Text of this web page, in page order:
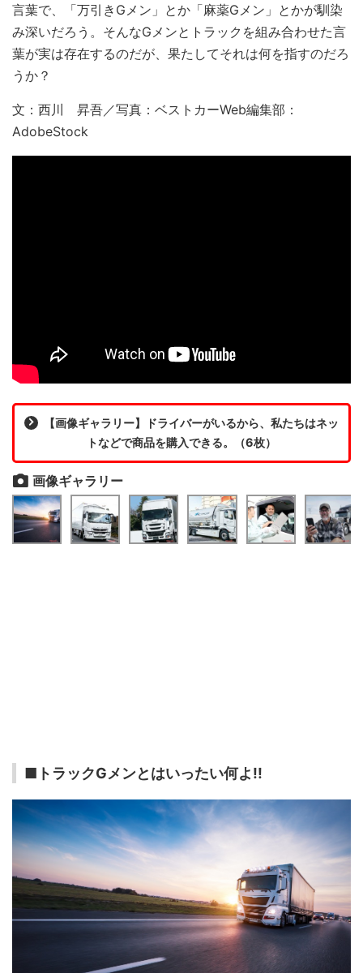
言葉で、「万引きGメン」とか「麻薬Gメン」とかが馴染
み深いだろう。そんなGメンとトラックを組み合わせた言
葉が実は存在するのだが、果たしてそれは何を指すのだろ
うか？
文：西川 昇吾／写真：ベストカーWeb編集部：
AdobeStock
【画像ギャラリー】ドライバーがいるから、私たちはネッ
トなどで商品を購入できる。（6枚）
画像ギャラリー
■トラックGメンとはいったい何よ!!